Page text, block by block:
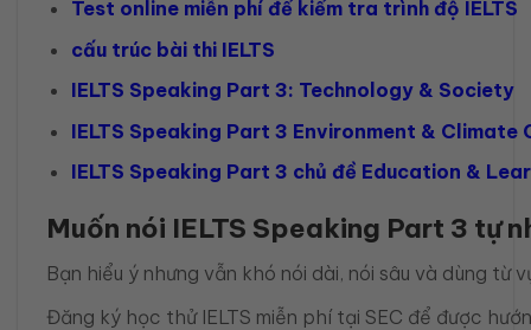
Test online miễn phí để kiểm tra trình độ IELTS
cấu trúc bài thi IELTS
IELTS Speaking Part 3: Technology & Society
IELTS Speaking Part 3 Environment & Climate
IELTS Speaking Part 3 chủ đề Education &
Muốn nói IELTS Speaking Part 3 tự
Bạn hiểu ý nhưng vẫn khó nói dài, nói sâu và dùng
Đăng ký học thử IELTS miễn phí tại SEC để được